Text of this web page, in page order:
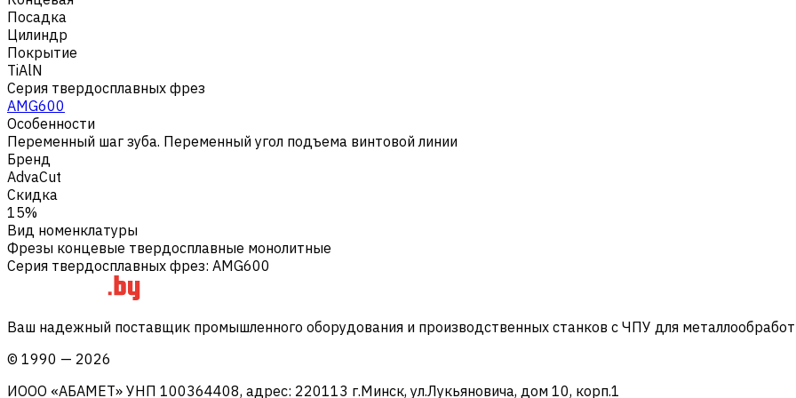
Посадка
Цилиндр
Покрытие
TiAlN
Серия твердосплавных фрез
AMG600
Особенности
Переменный шаг зуба. Переменный угол подъема винтовой линии
Бренд
AdvaCut
Скидка
15%
Вид номенклатуры
Фрезы концевые твердосплавные монолитные
Серия твердосплавных фрез: AMG600
Ваш надежный поставщик промышленного оборудования и производственных станков с ЧПУ для
© 1990 — 2026
ИООО «АБАМЕТ» УНП 100364408, адрес: 220113 г.Минск, ул.Лукьяновича, дом 10, корп.1